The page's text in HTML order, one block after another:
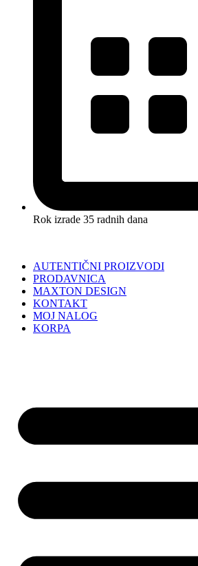
Rok izrade 35 radnih dana
AUTENTIČNI PROIZVODI
PRODAVNICA
MAXTON DESIGN
KONTAKT
MOJ NALOG
KORPA